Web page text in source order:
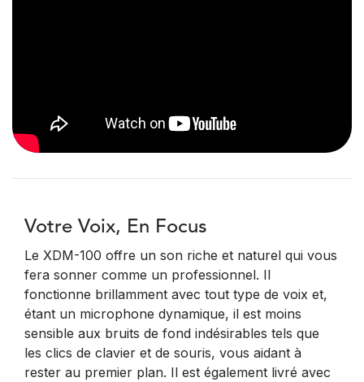
Votre Voix, En Focus
Le XDM-100 offre un son riche et naturel qui vous
fera sonner comme un professionnel. Il
fonctionne brillamment avec tout type de voix et,
étant un microphone dynamique, il est moins
sensible aux bruits de fond indésirables tels que
les clics de clavier et de souris, vous aidant à
rester au premier plan. Il est également livré avec